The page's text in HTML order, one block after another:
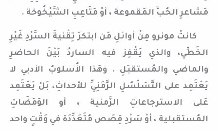
مَشاعرِ الحُبِّ المَقموعة ، أوْ مَتَاعِبِ الشَّيْخُوخة .
كانتْ مونرو مِنْ أوائلِ مَن ابتكرَ تِقْنيةَ السَّرْدِ غَيْرِ
الخَطِّي، والذي يَقْفِز فيه الساردُ بَيْنَ الحاضرِ
والماضي والمُستقبَلِ . وهَذا الأُسلوبُ الأدبي لا
يَعْتَمِد على التَّسَلْسُلِ الزَّمَنِيِّ للأحداثِ، بَلْ يَعْتَمِد
عَلى الاسترجاعاتِ الزَّمنية ، أو الوَمَضَاتِ
المُستقبلية ، أوْ سَرْدِ قِصَص مُتَعَدِّدَة في وَقْتٍ واحد